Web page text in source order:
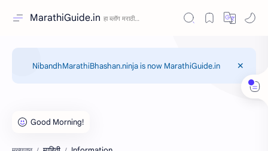
MarathiGuide.in
NibandhMarathiBhashan.ninja is now MarathiGuide.in